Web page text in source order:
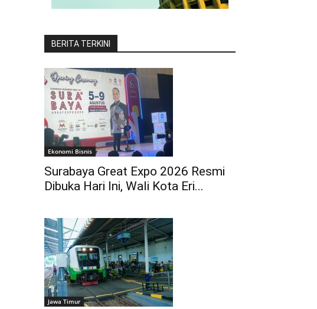
BERITA TERKINI
Ekonomi Bisnis
Surabaya Great Expo 2026 Resmi
Dibuka Hari Ini, Wali Kota Eri...
Jawa Timur